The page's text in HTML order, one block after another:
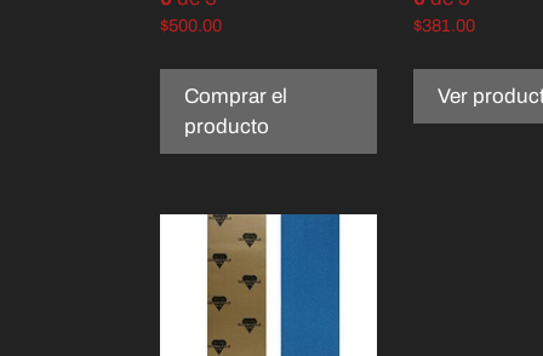
$500.00
Comprar el
producto
$381.00
Ver